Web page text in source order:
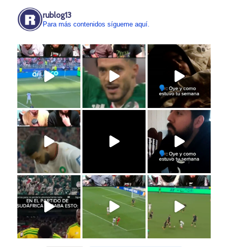
rublog13
Para más contenidos sígueme aquí.